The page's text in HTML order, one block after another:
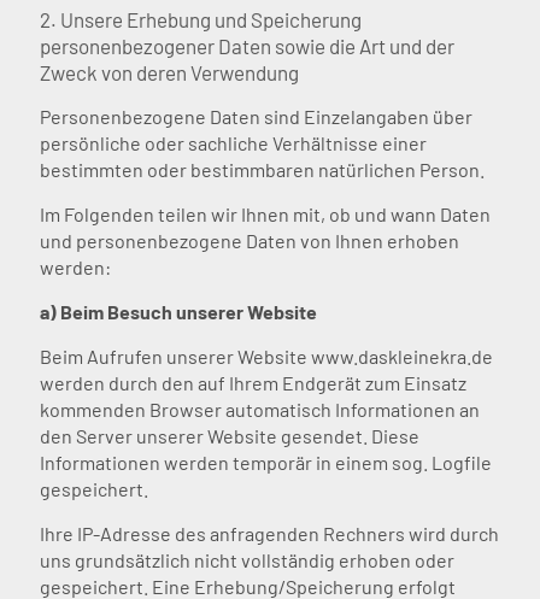
2. Unsere Erhebung und Speicherung
personenbezogener Daten sowie die Art und der
Zweck von deren Verwendung
Personenbezogene Daten sind Einzelangaben über
persönliche oder sachliche Verhältnisse einer
bestimmten oder bestimmbaren natürlichen Person.
Im Folgenden teilen wir Ihnen mit, ob und wann Daten
und personenbezogene Daten von Ihnen erhoben
werden:
a) Beim Besuch unserer Website
Beim Aufrufen unserer Website www.daskleinekra.de
werden durch den auf Ihrem Endgerät zum Einsatz
kommenden Browser automatisch Informationen an
den Server unserer Website gesendet. Diese
Informationen werden temporär in einem sog. Logfile
gespeichert.
Ihre IP-Adresse des anfragenden Rechners wird durch
uns grundsätzlich nicht vollständig erhoben oder
gespeichert. Eine Erhebung/Speicherung erfolgt